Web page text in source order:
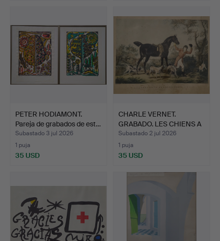
PETER HODIAMONT.
Pareja de grabados de est…
Subastado 3 jul 2026
1 puja
35 USD
CHARLE VERNET.
GRABADO. LES CHIENS A
LA DE…
Subastado 2 jul 2026
1 puja
35 USD